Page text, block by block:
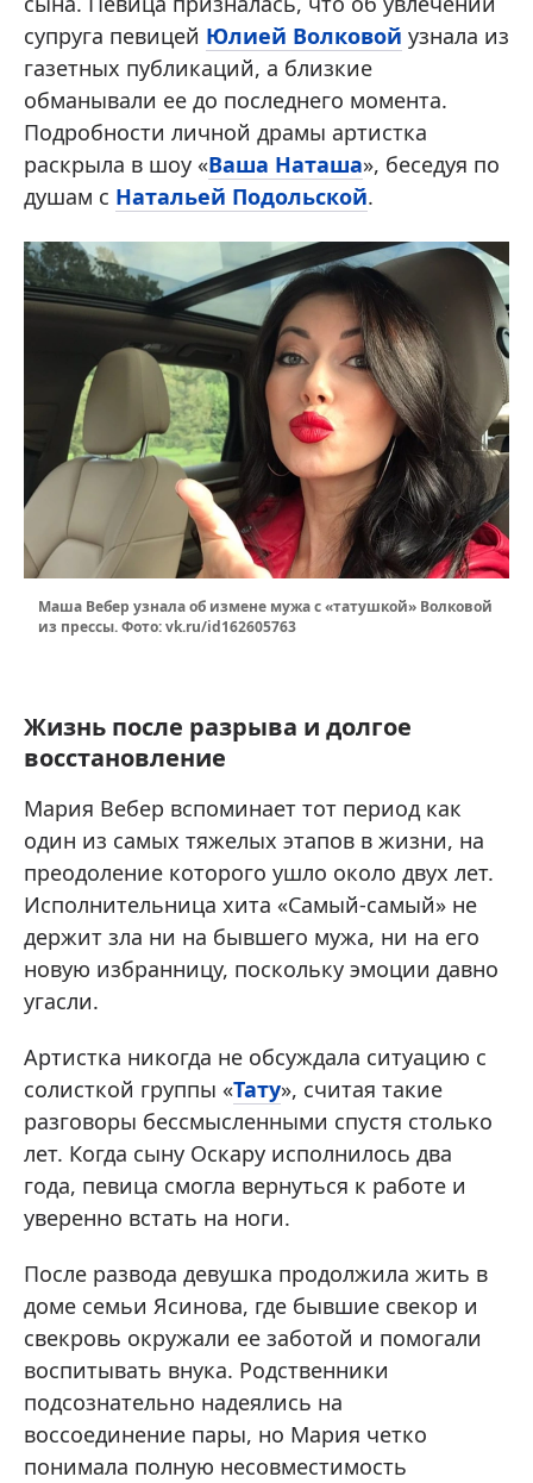
супруга певицей Юлией Волковой узнала из
газетных публикаций, а близкие
обманывали ее до последнего момента.
Подробности личной драмы артистка
раскрыла в шоу «Ваша Наташа», беседуя по
душам с Натальей Подольской.
Маша Вебер узнала об измене мужа с «татушкой» Волковой
из прессы. Фото: vk.ru/id162605763
Жизнь после разрыва и долгое
восстановление
Мария Вебер вспоминает тот период как
один из самых тяжелых этапов в жизни, на
преодоление которого ушло около двух лет.
Исполнительница хита «Самый-самый» не
держит зла ни на бывшего мужа, ни на его
новую избранницу, поскольку эмоции давно
угасли.
Артистка никогда не обсуждала ситуацию с
солисткой группы «Тату», считая такие
разговоры бессмысленными спустя столько
лет. Когда сыну Оскару исполнилось два
года, певица смогла вернуться к работе и
уверенно встать на ноги.
После развода девушка продолжила жить в
доме семьи Ясинова, где бывшие свекор и
свекровь окружали ее заботой и помогали
воспитывать внука. Родственники
подсознательно надеялись на
воссоединение пары, но Мария четко
понимала полную несовместимость